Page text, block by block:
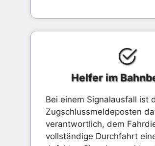
Helfer im
Bei einem Signalausfall ist
Zugschlussmeldeposten
verantwortlich, dem
vollständige Durchfahrt